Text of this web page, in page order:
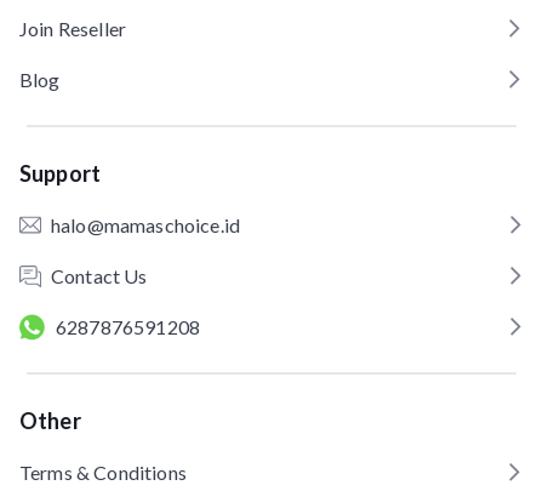
Join Reseller
Blog
Support
halo@mamaschoice.id
Contact Us
6287876591208
Other
Terms & Conditions